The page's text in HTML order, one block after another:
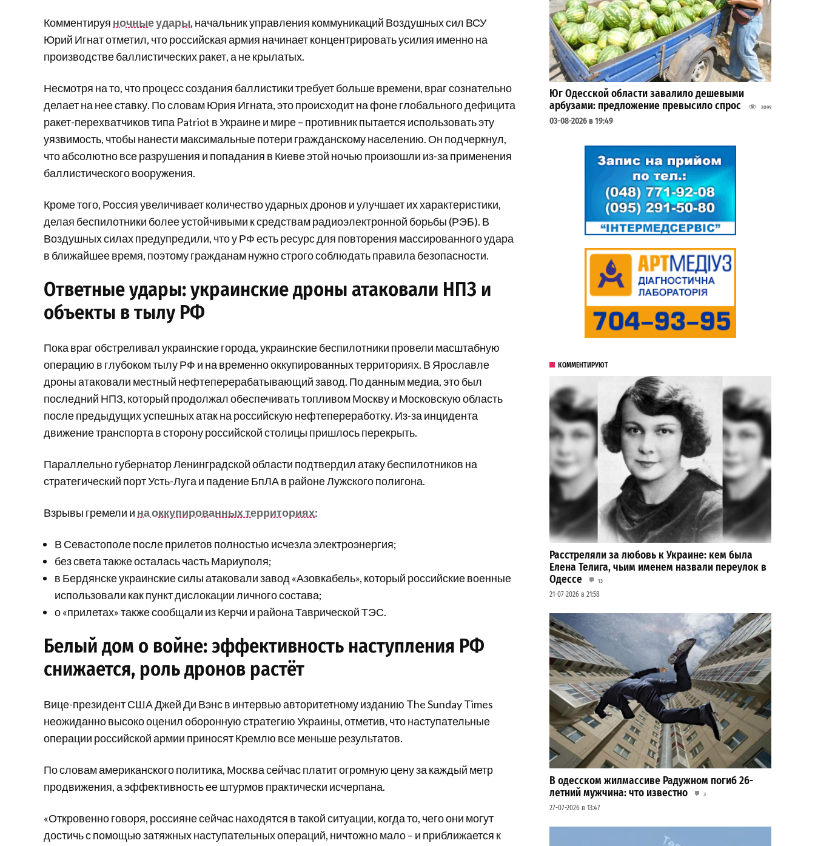
Комментируя ночные удары, начальник управления коммуникаций Воздушных сил ВСУ
Юрий Игнат отметил, что российская армия начинает концентрировать усилия именно на
производстве баллистических ракет, а не крылатых.
Несмотря на то, что процесс создания баллистики требует больше времени, враг сознательно
делает на нее ставку. По словам Юрия Игната, это происходит на фоне глобального дефицита
ракет-перехватчиков типа Patriot в Украине и мире – противник пытается использовать эту
уязвимость, чтобы нанести максимальные потери гражданскому населению. Он подчеркнул,
что абсолютно все разрушения и попадания в Киеве этой ночью произошли из-за применения
баллистического вооружения.
Кроме того, Россия увеличивает количество ударных дронов и улучшает их характеристики,
делая беспилотники более устойчивыми к средствам радиоэлектронной борьбы (РЭБ). В
Воздушных силах предупредили, что у РФ есть ресурс для повторения массированного удара
в ближайшее время, поэтому гражданам нужно строго соблюдать правила безопасности.
Ответные удары: украинские дроны атаковали НПЗ и
объекты в тылу РФ
Пока враг обстреливал украинские города, украинские беспилотники провели масштабную
операцию в глубоком тылу РФ и на временно оккупированных территориях. В Ярославле
дроны атаковали местный нефтеперерабатывающий завод. По данным медиа, это был
последний НПЗ, который продолжал обеспечивать топливом Москву и Московскую область
после предыдущих успешных атак на российскую нефтепереработку. Из-за инцидента
движение транспорта в сторону российской столицы пришлось перекрыть.
Параллельно губернатор Ленинградской области подтвердил атаку беспилотников на
стратегический порт Усть-Луга и падение БпЛА в районе Лужского полигона.
Взрывы гремели и на оккупированных территориях:
В Севастополе после прилетов полностью исчезла электроэнергия;
без света также осталась часть Мариуполя;
в Бердянске украинские силы атаковали завод «Азовкабель», который российские военные
использовали как пункт дислокации личного состава;
о «прилетах» также сообщали из Керчи и района Таврической ТЭС.
Белый дом о войне: эффективность наступления РФ
снижается, роль дронов растёт
Вице-президент США Джей Ди Вэнс в интервью авторитетному изданию The Sunday Times
неожиданно высоко оценил оборонную стратегию Украины, отметив, что наступательные
операции российской армии приносят Кремлю все меньше результатов.
По словам американского политика, Москва сейчас платит огромную цену за каждый метр
продвижения, а эффективность ее штурмов практически исчерпана.
«Откровенно говоря, россияне сейчас находятся в такой ситуации, когда то, чего они могут
достичь с помощью затяжных наступательных операций, ничтожно мало – и приближается к
Юг Одесской области завалило дешевыми
арбузами: предложение превысило спрос
2099
03-08-2026 в 19:49
КОММЕНТИРУЮТ
Расстреляли за любовь к Украине: кем была
Елена Телига, чьим именем назвали переулок в
Одессе
13
21-07-2026 в 21:58
В одесском жилмассиве Радужном погиб 26-
летний мужчина: что известно
3
27-07-2026 в 13:47